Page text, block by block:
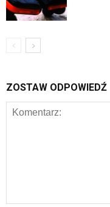
ZOSTAW ODPOWIEDŹ